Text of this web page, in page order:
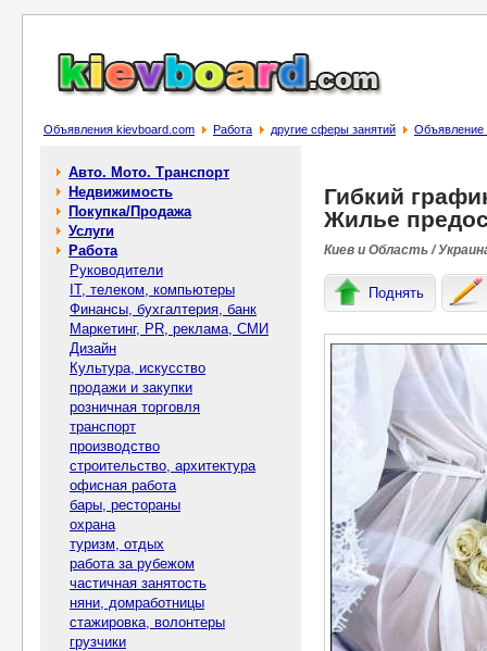
Объявления kievboard.com Работа другие сферы занятий Объявление
Авто. Мото. Транспорт
Недвижимость
Покупка/Продажа
Услуги
Работа
Руководители
IT, телеком, компьютеры
Финансы, бухгалтерия, банк
Маркетинг, PR, реклама, СМИ
Дизайн
Культура, искусство
продажи и закупки
розничная торговля
транспорт
производство
строительство, архитектура
офисная работа
бары, рестораны
охрана
туризм, отдых
работа за рубежом
частичная занятость
няни, домработницы
стажировка, волонтеры
грузчики
Гибкий
Жилье
Киев и Область /
Поднять